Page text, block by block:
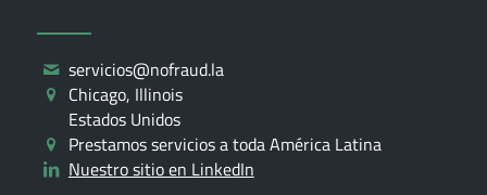
servicios@nofraud.la
Chicago, Illinois
Estados Unidos
Prestamos servicios a toda América Latina
Nuestro sitio en LinkedIn